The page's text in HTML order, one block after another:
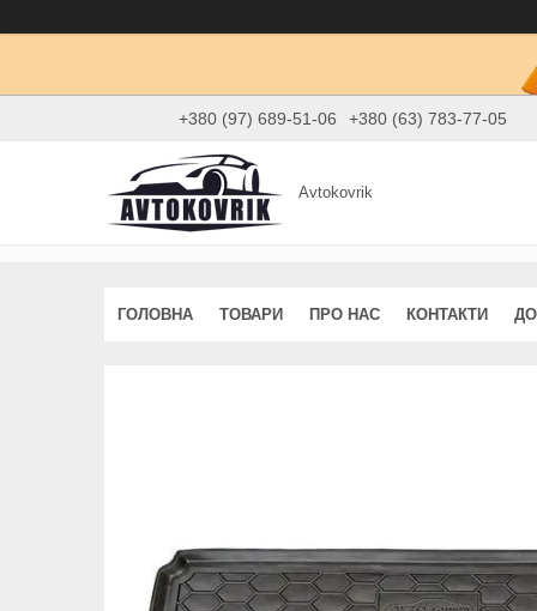
+380 (97) 689-51-06 +380 (63) 783-77-05
Avtokovrik
ГОЛОВНА ТОВАРИ ПРО НАС КОНТАКТИ